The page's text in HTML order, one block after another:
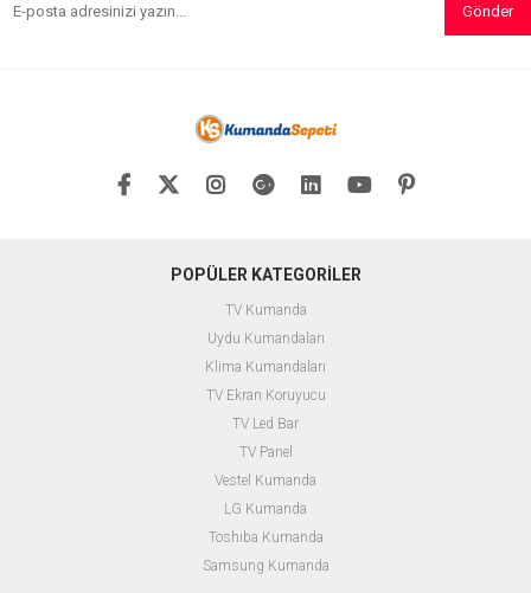
Gönder
POPÜLER KATEGORİLER
TV Kumanda
Uydu Kumandaları
Klima Kumandaları
TV Ekran Koruyucu
TV Led Bar
TV Panel
Vestel Kumanda
LG Kumanda
Toshiba Kumanda
Samsung Kumanda